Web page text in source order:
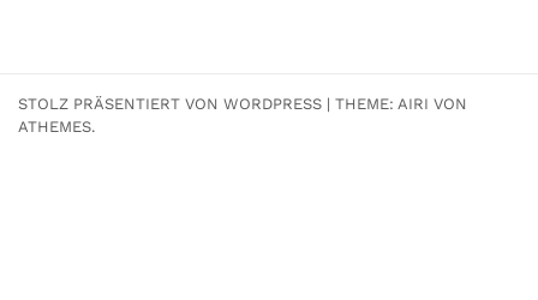
STOLZ PRÄSENTIERT VON WORDPRESS | THEME: AIRI VON
ATHEMES.